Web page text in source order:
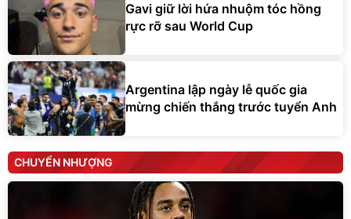
Gavi giữ lời hứa nhuộm tóc hồng
rực rỡ sau World Cup
Argentina lập ngày lễ quốc gia
mừng chiến thắng trước tuyển Anh
CHUYỂN NHƯỢNG